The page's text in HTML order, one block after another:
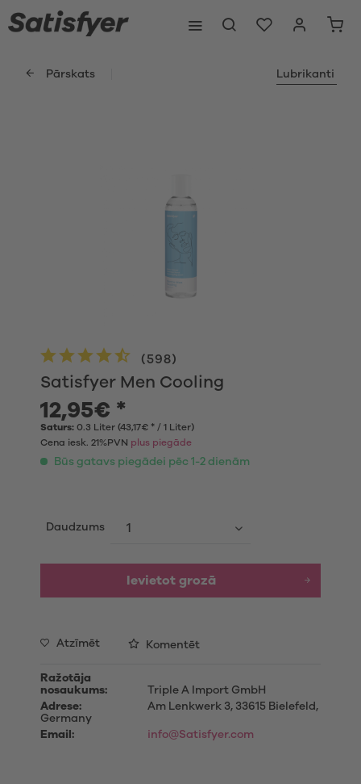
Pārskats Lubrikanti
Satisfyer Men Cooling
(598)
12,95€ *
Saturs: 0.3 Liter (43,17€ * / 1 Liter)
Cena iesk. 21%PVN plus piegāde
Būs gatavs piegādei pēc 1-2 dienām
Daudzums
Ievietot grozā
Atzīmēt Komentēt
Ražotāja
nosaukums:
Triple A Import GmbH
Adrese:
Am Lenkwerk 3, 33615 Bielefeld,
Germany
Email:
info@Satisfyer.com